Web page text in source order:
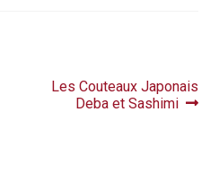
Article
suivant :
Les Couteaux Japonais
Deba et Sashimi